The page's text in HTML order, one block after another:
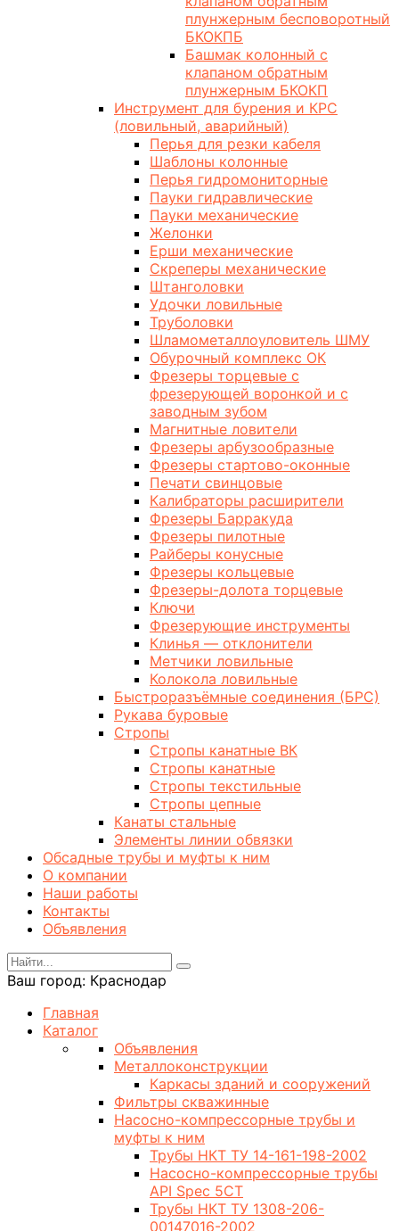
плунжерным бесповоротный
БКОКПБ
Башмак колонный с
клапаном обратным
плунжерным БКОКП
Инструмент для бурения и КРС
(ловильный, аварийный)
Перья для резки кабеля
Шаблоны колонные
Перья гидромониторные
Пауки гидравлические
Пауки механические
Желонки
Ерши механические
Скреперы механические
Штанголовки
Удочки ловильные
Труболовки
Шламометаллоуловитель ШМУ
Обурочный комплекс ОК
Фрезеры торцевые с
фрезерующей воронкой и с
заводным зубом
Магнитные ловители
Фрезеры арбузообразные
Фрезеры стартово-оконные
Печати свинцовые
Калибраторы расширители
Фрезеры Барракуда
Фрезеры пилотные
Райберы конусные
Фрезеры кольцевые
Фрезеры-долота торцевые
Ключи
Фрезерующие инструменты
Клинья — отклонители
Метчики ловильные
Колокола ловильные
Быстроразъёмные соединения (БРС)
Рукава буровые
Стропы
Стропы канатные ВК
Стропы канатные
Стропы текстильные
Стропы цепные
Канаты стальные
Элементы линии обвязки
Обсадные трубы и муфты к ним
О компании
Наши работы
Контакты
Объявления
Ваш город: Краснодар
Главная
Каталог
Объявления
Металлоконструкции
Каркасы зданий и сооружений
Фильтры скважинные
Насосно-компрессорные трубы и
муфты к ним
Трубы НКТ ТУ 14-161-198-2002
Насосно-компрессорные трубы
API Spec 5CT
Трубы НКТ ТУ 1308-206-
00147016-2002